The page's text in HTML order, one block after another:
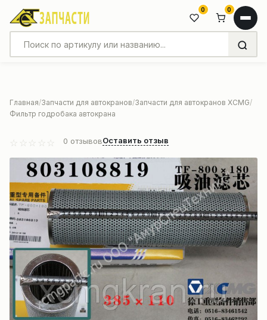
0 0
Главная Запчасти для автокранов Запчасти для автокранов XCMG
Фильтр годробака автокрана
0 отзывовОставить отзыв